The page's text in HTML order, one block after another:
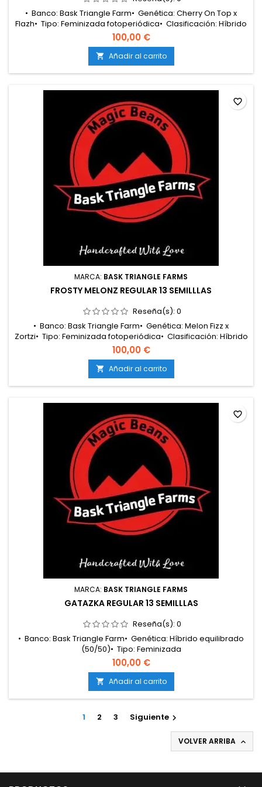
• Banco: Bask Triangle Farm• Genética: Cherry On Top x
Flazh• Tipo: Feminizada fotoperiódica• Clasificación: Híbrido
60/40 índica• Floración: 8 – 9 semanas• Cosecha
exterior: Principios de octubre• Producción: Media –
alta• Cultivo: Interior / Exterior• Altura: Media• Aromas y
sabores: Cereza dulce, frutas rojas, candy cremoso, tropical
y gas...
100,00 €
 Añadir al carrito
MARCA: BASK TRIANGLE FARMS
FROSTY MELONZ REGULAR 13 SEMILLLAS
Reseña(s): 0
• Banco: Bask Triangle Farm• Genética: Melon Fizz x
Zortzi• Tipo: Feminizada fotoperiódica• Clasificación: Híbrido
55/45 índica• Floración: 8 – 9 semanas• Cosecha
exterior: Principios de octubre• Producción: Media –
alta• Cultivo: Interior / Exterior• Altura: Media• Aromas y
sabores: Melón dulce, soda afrutada, crema helada y gas
suave•...
100,00 €
 Añadir al carrito
favorite_border
MARCA: BASK TRIANGLE FARMS
GATAZKA REGULAR 13 SEMILLLAS
Reseña(s): 0
• Banco: Bask Triangle Farm• Genética: Híbrido equilibrado
(50/50)• Tipo: Feminizada
fotoperiódica• Clasificación: Híbrido 50/50• Floración: 8 – 9
semanas• Cosecha exterior: Principios de
octubre• Producción: Media – alta• Cultivo: Interior /
Exterior• Altura: Media• Aromas y sabores: Dulce afrutado,
candy, gas suave, crema ligera y fondo...
100,00 €
 Añadir al carrito
favorite_border
1 2 3 Siguiente 
VOLVER ARRIBA 